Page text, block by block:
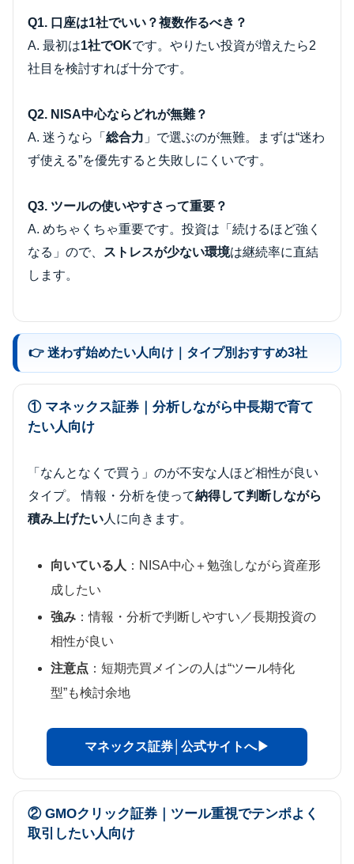
Q1. 口座は1社でいい？複数作るべき？
A. 最初は1社でOKです。やりたい投資が増えたら2
社目を検討すれば十分です。
Q2. NISA中心ならどれが無難？
A. 迷うなら「 総合力 」で選ぶのが無難。まずは“迷わ
ず使える”を優先すると失敗しにくいです。
Q3. ツールの使いやすさって重要？
A. めちゃくちゃ重要です。投資は「続けるほど強く
なる」ので、
ストレスが少ない環境は継続率に直結
します。
👉 迷わず始めたい人向け｜タイプ別おすすめ3社
① マネックス証券｜分析しながら中長期で育て
たい人向け
「なんとなくで買う」のが不安な人ほど相性が良い
タイプ。 情報・分析を使って納得して判断しながら
積み上げたい人に向きます。
向いている人 ：NISA中心＋勉強しながら資産形
成したい
強み ：情報・分析で判断しやすい／長期投資の
相性が良い
注意点 ：短期売買メインの人は“ツール特化
型”も検討余地
マネックス証券│公式サイトへ▶
② GMOクリック証券｜ツール重視でテンポよく
取引したい人向け